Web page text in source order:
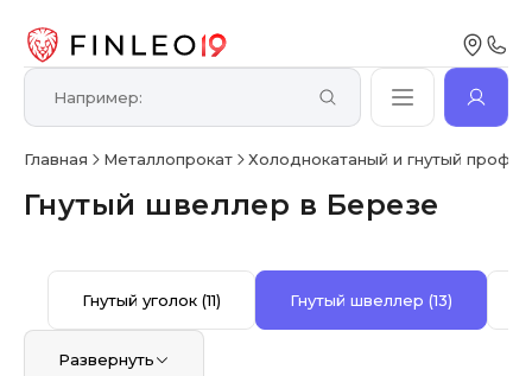
Главная Металлопрокат Холоднокатаный и гнутый
Гнутый швеллер в Березе
Гнутый уголок(11) Гнутый швеллер(13)
Развернуть